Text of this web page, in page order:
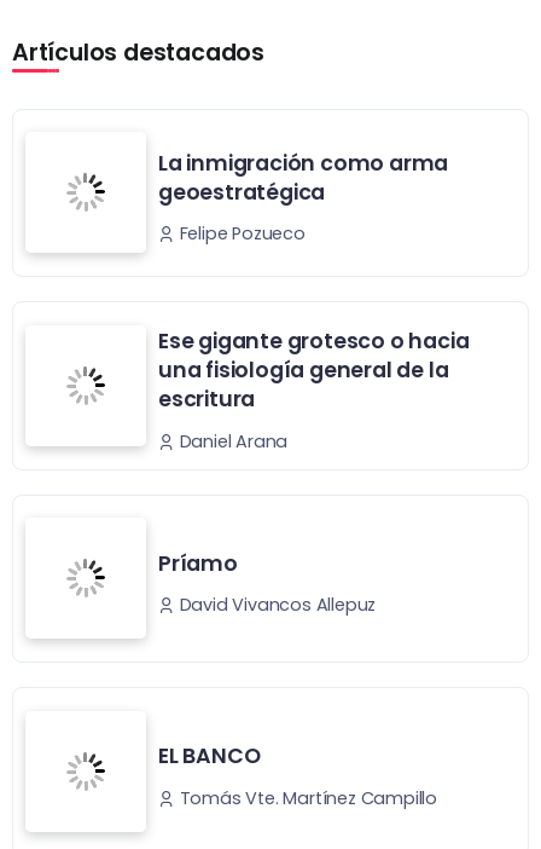
Artículos destacados
La inmigración como arma
geoestratégica
Felipe Pozueco
Ese gigante grotesco o hacia
una fisiología general de la
escritura
Daniel Arana
Príamo
David Vivancos Allepuz
EL BANCO
Tomás Vte. Martínez Campillo